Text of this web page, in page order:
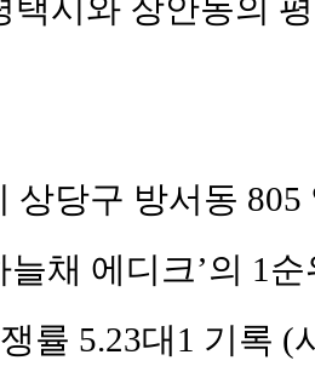
택시와 장안동의
상당구 방서동
늘채 에디크’의 1
률 5.23대1 기록